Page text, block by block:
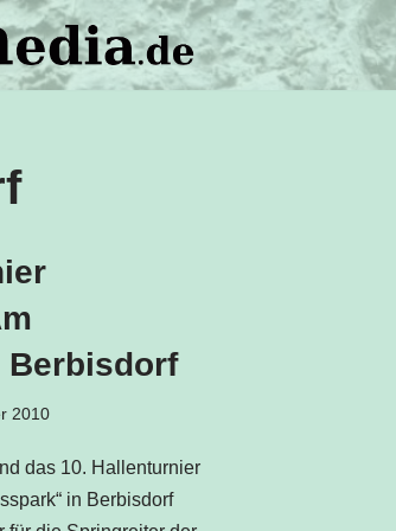
Berbisdorf
2010
das 10. Hallenturnier
in Berbisdorf